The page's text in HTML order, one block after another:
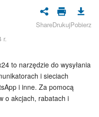
r.
ShareDrukujPobierz
to narzędzie do wysyłania
i sieciach
i inne. Za pomocą
o akcjach, rabatach i